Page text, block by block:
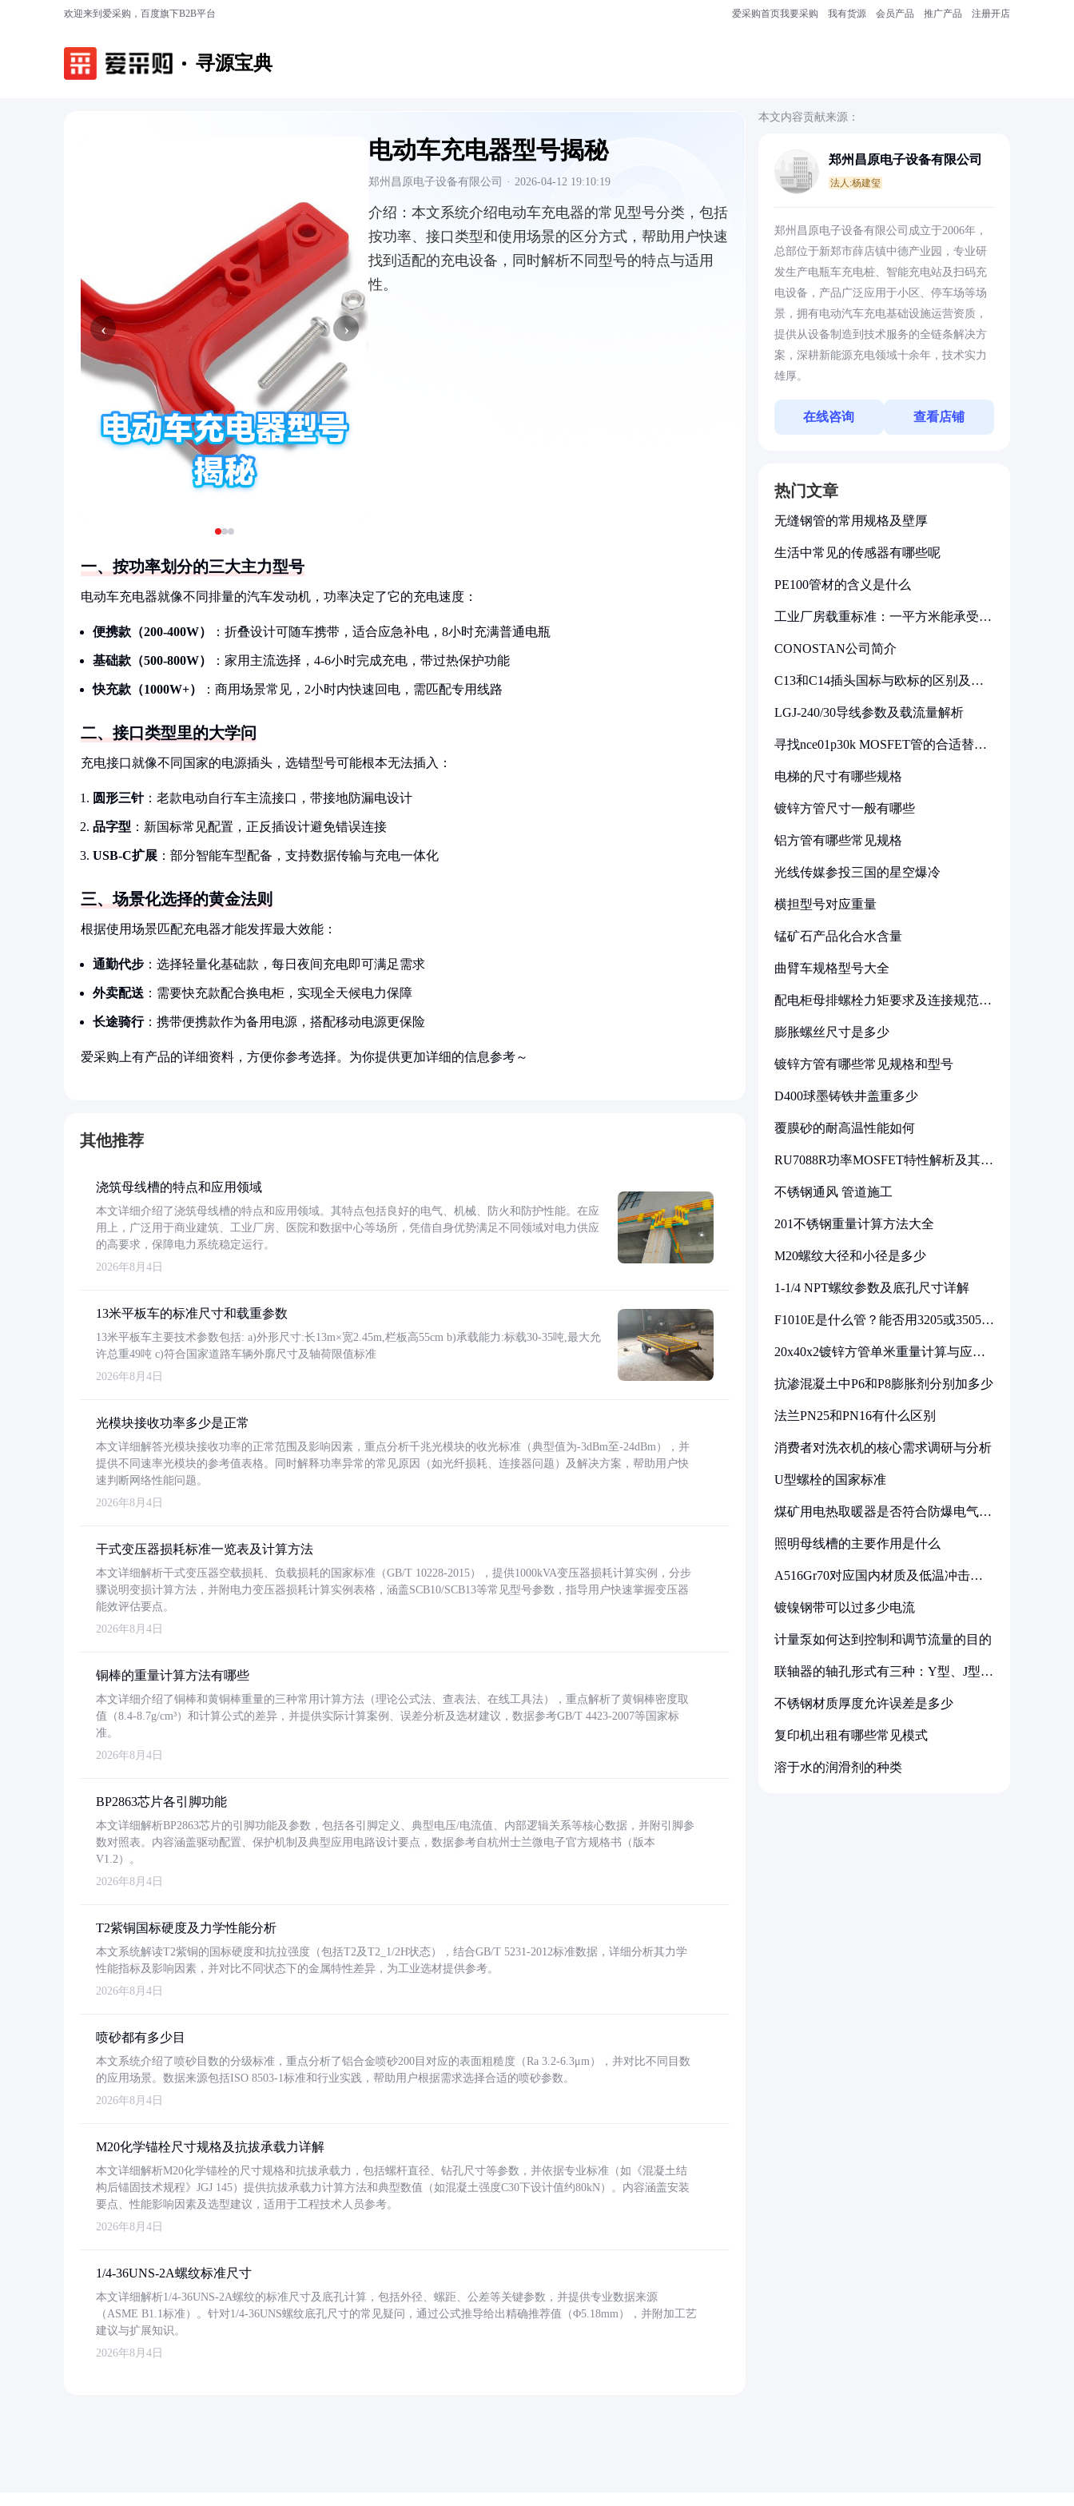
欢迎来到爱采购，百度旗下B2B平台 爱采购首页我要采购 我有货源 会员产品 推广产品 注册开店
寻源宝典
‹ ›
电动车充电器型号揭秘
郑州昌原电子设备有限公司 · 2026-04-12 19:10:19
介绍： 本文系统介绍电动车充电器的常见型号分类，包括
按功率、接口类型和使用场景的区分方式，帮助用户快速
找到适配的充电设备，同时解析不同型号的特点与适用
性。
一、按功率划分的三大主力型号
电动车充电器就像不同排量的汽车发动机，功率决定了它的充电速度：
便携款（200-400W） ：折叠设计可随车携带，适合应急补电，8小时充满普通电瓶
基础款（500-800W） ：家用主流选择，4-6小时完成充电，带过热保护功能
快充款（1000W+） ：商用场景常见，2小时内快速回电，需匹配专用线路
二、接口类型里的大学问
充电接口就像不同国家的电源插头，选错型号可能根本无法插入：
圆形三针：老款电动自行车主流接口，带接地防漏电设计
品字型 ：新国标常见配置，正反插设计避免错误连接
USB-C扩展 ：部分智能车型配备，支持数据传输与充电一体化
三、场景化选择的黄金法则
根据使用场景匹配充电器才能发挥最大效能：
通勤代步 ：选择轻量化基础款，每日夜间充电即可满足需求
外卖配送 ：需要快充款配合换电柜，实现全天候电力保障
长途骑行：携带便携款作为备用电源，搭配移动电源更保险
爱采购上有产品的详细资料，方便你参考选择。为你提供更加详细的信息参考～
其他推荐
浇筑母线槽的特点和应用领域
本文详细介绍了浇筑母线槽的特点和应用领域。其特点包括良好的电气、机械、防火和防护性能。在应
用上，广泛用于商业建筑、工业厂房、医院和数据中心等场所，凭借自身优势满足不同领域对电力供应
的高要求，保障电力系统稳定运行。
2026年8月4日
13米平板车的标准尺寸和载重参数
13米平板车主要技术参数包括: a)外形尺寸:长13m×宽2.45m,栏板高55cm b)承载能力:标载30-35吨,最大允
许总重49吨 c)符合国家道路车辆外廓尺寸及轴荷限值标准
2026年8月4日
光模块接收功率多少是正常
本文详细解答光模块接收功率的正常范围及影响因素，重点分析千兆光模块的收光标准（典型值为-3dBm至-24dBm），并
提供不同速率光模块的参考值表格。同时解释功率异常的常见原因（如光纤损耗、连接器问题）及解决方案，帮助用户快
速判断网络性能问题。
2026年8月4日
干式变压器损耗标准一览表及计算方法
本文详细解析干式变压器空载损耗、负载损耗的国家标准（GB/T 10228-2015），提供1000kVA变压器损耗计算实例，分步
骤说明变损计算方法，并附电力变压器损耗计算实例表格，涵盖SCB10/SCB13等常见型号参数，指导用户快速掌握变压器
能效评估要点。
2026年8月4日
铜棒的重量计算方法有哪些
本文详细介绍了铜棒和黄铜棒重量的三种常用计算方法（理论公式法、查表法、在线工具法），重点解析了黄铜棒密度取
值（8.4-8.7g/cm³）和计算公式的差异，并提供实际计算案例、误差分析及选材建议，数据参考GB/T 4423-2007等国家标
准。
2026年8月4日
BP2863芯片各引脚功能
本文详细解析BP2863芯片的引脚功能及参数，包括各引脚定义、典型电压/电流值、内部逻辑关系等核心数据，并附引脚参
数对照表。内容涵盖驱动配置、保护机制及典型应用电路设计要点，数据参考自杭州士兰微电子官方规格书（版本
V1.2）。
2026年8月4日
T2紫铜国标硬度及力学性能分析
本文系统解读T2紫铜的国标硬度和抗拉强度（包括T2及T2_1/2H状态），结合GB/T 5231-2012标准数据，详细分析其力学
性能指标及影响因素，并对比不同状态下的金属特性差异，为工业选材提供参考。
2026年8月4日
喷砂都有多少目
本文系统介绍了喷砂目数的分级标准，重点分析了铝合金喷砂200目对应的表面粗糙度（Ra 3.2-6.3μm），并对比不同目数
的应用场景。数据来源包括ISO 8503-1标准和行业实践，帮助用户根据需求选择合适的喷砂参数。
2026年8月4日
M20化学锚栓尺寸规格及抗拔承载力详解
本文详细解析M20化学锚栓的尺寸规格和抗拔承载力，包括螺杆直径、钻孔尺寸等参数，并依据专业标准（如《混凝土结
构后锚固技术规程》JGJ 145）提供抗拔承载力计算方法和典型数值（如混凝土强度C30下设计值约80kN）。内容涵盖安装
要点、性能影响因素及选型建议，适用于工程技术人员参考。
2026年8月4日
1/4-36UNS-2A螺纹标准尺寸
本文详细解析1/4-36UNS-2A螺纹的标准尺寸及底孔计算，包括外径、螺距、公差等关键参数，并提供专业数据来源
（ASME B1.1标准）。针对1/4-36UNS螺纹底孔尺寸的常见疑问，通过公式推导给出精确推荐值（Φ5.18mm），并附加工艺
建议与扩展知识。
2026年8月4日
本文内容贡献来源：
郑州昌原电子设备有限公司
法人:杨建玺
郑州昌原电子设备有限公司成立于2006年，
总部位于新郑市薛店镇中德产业园，专业研
发生产电瓶车充电桩、智能充电站及扫码充
电设备，产品广泛应用于小区、停车场等场
景，拥有电动汽车充电基础设施运营资质，
提供从设备制造到技术服务的全链条解决方
案，深耕新能源充电领域十余年，技术实力
雄厚。
在线咨询 查看店铺
热门文章
无缝钢管的常用规格及壁厚
生活中常见的传感器有哪些呢
PE100管材的含义是什么
工业厂房载重标准：一平方米能承受多
CONOSTAN公司简介
C13和C14插头国标与欧标的区别及其
LGJ-240/30导线参数及载流量解析
寻找nce01p30k MOSFET管的合适替代
电梯的尺寸有哪些规格
镀锌方管尺寸一般有哪些
铝方管有哪些常见规格
光线传媒参投三国的星空爆冷
横担型号对应重量
锰矿石产品化合水含量
曲臂车规格型号大全
配电柜母排螺栓力矩要求及连接规范详
膨胀螺丝尺寸是多少
镀锌方管有哪些常见规格和型号
D400球墨铸铁井盖重多少
覆膜砂的耐高温性能如何
RU7088R功率MOSFET特性解析及其在
不锈钢通风 管道施工
201不锈钢重量计算方法大全
M20螺纹大径和小径是多少
1-1/4 NPT螺纹参数及底孔尺寸详解
F1010E是什么管？能否用3205或3505代
20x40x2镀锌方管单米重量计算与应用
抗渗混凝土中P6和P8膨胀剂分别加多少
法兰PN25和PN16有什么区别
消费者对洗衣机的核心需求调研与分析
U型螺栓的国家标准
煤矿用电热取暖器是否符合防爆电气设
照明母线槽的主要作用是什么
A516Gr70对应国内材质及低温冲击要
镀镍钢带可以过多少电流
计量泵如何达到控制和调节流量的目的
联轴器的轴孔形式有三种：Y型、J型、
不锈钢材质厚度允许误差是多少
复印机出租有哪些常见模式
溶于水的润滑剂的种类